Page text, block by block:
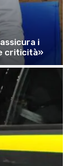
i
criticità»